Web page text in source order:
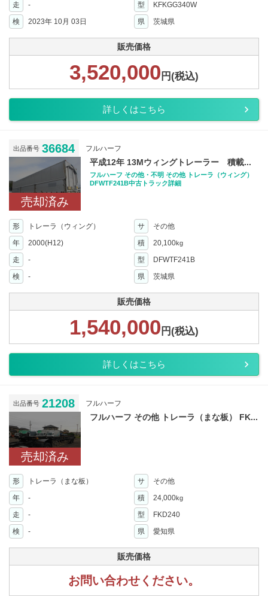
走 - 型
KFKGG340W
検
2023年 10月 03日 県 茨城県
販売価格
3,520,000 円(税込)
詳しくはこちら
出品番号 36684 フルハーフ
売却済み
平成12年 13Mウィングトレーラー 積載...
フルハーフ その他・不明 その他 トレーラ（ウィング）
DFWTF241B中古トラック詳細
形 トレーラ（ウィング） サ
その他
年
2000(H12) 積 20,100kg
走 - 型
DFWTF241B
検
- 県 茨城県
販売価格
1,540,000 円(税込)
詳しくはこちら
出品番号 21208 フルハーフ
売却済み
フルハーフ その他 トレーラ（まな板） FK...
形 トレーラ（まな板） サ
その他
年
- 積 24,000kg
走 - 型
FKD240
検
- 県 愛知県
販売価格
お問い合わせください。